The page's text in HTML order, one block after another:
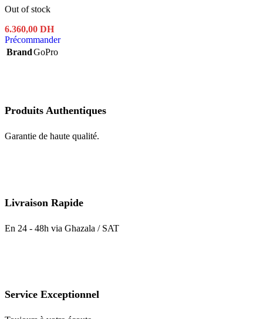
Out of stock
6.360,00 DH
Précommander
BrandGoPro
Produits Authentiques
Garantie de haute qualité.
Livraison Rapide
En 24 - 48h via Ghazala / SAT
Service Exceptionnel